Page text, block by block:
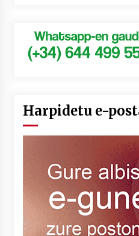
Harpidetu e-